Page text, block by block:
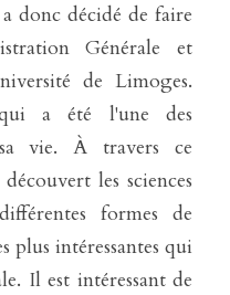
donc décidé de faire
Générale et
de Limoges.
a été l'une des
vie. À travers ce
les sciences
formes de
plus intéressantes qui
Il est intéressant de